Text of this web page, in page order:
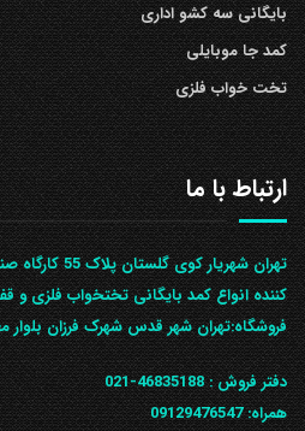
بایگانی سه کشو اداری
کمد جا موبایلی
تخت خواب فلزی
ارتباط با ما
تهران شهریار
کننده انواع کمد بایگانی تختخواب فلزی
ف‍روشگاه:تهران شهر قدس شهرک فرزان بلوار
دفتر فروش :46835188-021
همراه:09129476547